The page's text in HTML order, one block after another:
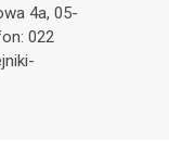
4a, 05-
022